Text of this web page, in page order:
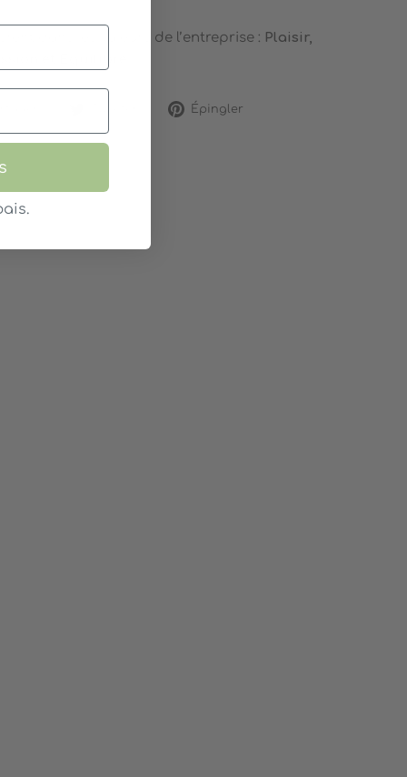
dans les valeurs de l’entreprise : Plaisir,
sur
Facebook
TweeterÉpingler